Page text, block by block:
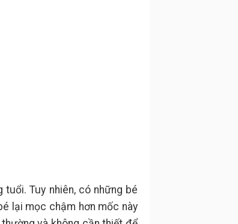
Tuy nhiên, có những bé
lại mọc chậm hơn mốc này